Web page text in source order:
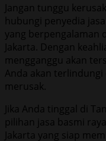
Jangan tunggu
hubungi penyedia
yang berpengalaman
Jakarta. Dengan
mengganggu akan
Anda akan
merusak.
Jika Anda tinggal di
pilihan jasa basmi
Jakarta yang siap